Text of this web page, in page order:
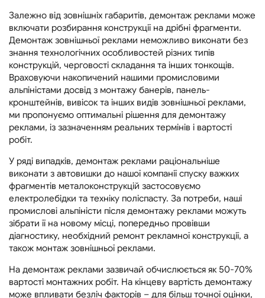
Залежно від зовнішніх габаритів, демонтаж реклами може
включати розбирання конструкції на дрібні фрагменти.
Демонтаж зовнішньої реклами неможливо виконати без
знання технологічних особливостей різних типів
конструкцій, черговості складання та інших тонкощів.
Враховуючи накопичений нашими промисловими
альпіністами досвід з монтажу банерів, панель-
кронштейнів, вивісок та інших видів зовнішньої реклами,
ми пропонуємо оптимальні рішення для демонтажу
реклами, із зазначенням реальних термінів і вартості
робіт.
У ряді випадків, демонтаж реклами раціональніше
виконати з автовишки до нашої компанії спуску важких
фрагментів металоконструкцій застосовуємо
електролебідки та техніку поліспасту. За потреби, наші
промислові альпіністи після демонтажу реклами можуть
зібрати її на новому місці, попередньо провівши
діагностику, необхідний ремонт рекламної конструкції, а
також монтаж зовнішньої реклами.
На демонтаж реклами зазвичай обчислюється як 50-70%
вартості монтажних робіт. На кінцеву вартість демонтажу
може впливати безліч факторів – для більш точної оцінки,